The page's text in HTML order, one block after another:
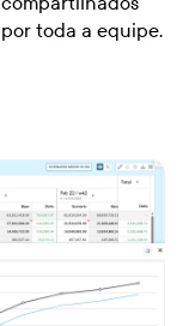
por toda a equipe.